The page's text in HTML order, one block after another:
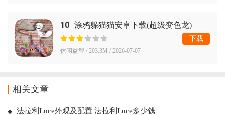
10 涂鸦躲猫猫安卓下载(超级变色龙)
休闲益智 / 203.3M / 2026-07-07
下载
相关文章
法拉利Luce外观及配置 法拉利Luce多少钱